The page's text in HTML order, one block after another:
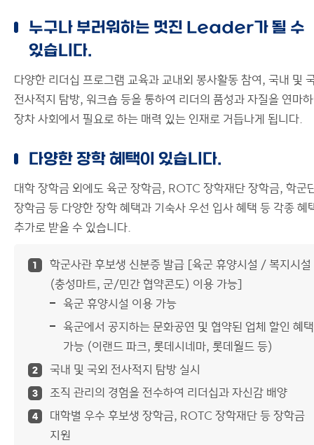
누구나 부러워하는 멋진 Leader가 될 수
있습니다.
다양한 리더십 프로그램 교육과 교내외 봉사활동 참여, 국내 및
전사적지 탐방, 워크숍 등을 통하여 리더의 품성과 자질을 연마
장차 사회에서 필요로 하는 매력 있는 인재로 거듭나게 됩니다.
다양한 장학 혜택이 있습니다.
대학 장학금 외에도 육군 장학금, ROTC 장학재단 장학금, 학군
장학금 등 다양한 장학 혜택과 기숙사 우선 입사 혜택 등 각종 혜
추가로 받을 수 있습니다.
1
학군사관 후보생 신분증 발급 [육군 휴양시설 / 복지시설
(충성마트, 군/민간 협약콘도) 이용 가능]
육군 휴양시설 이용 가능
육군에서 공지하는 문화공연 및 협약된 업체 할인 혜택
가능 (이랜드 파크, 롯데시네마, 롯데월드 등)
2 국내 및 국외 전사적지 탐방 실시
3 조직 관리의 경험을 전수하여 리더십과 자신감 배양
4
대학별 우수 후보생 장학금, ROTC 장학재단 등 장학금
지원